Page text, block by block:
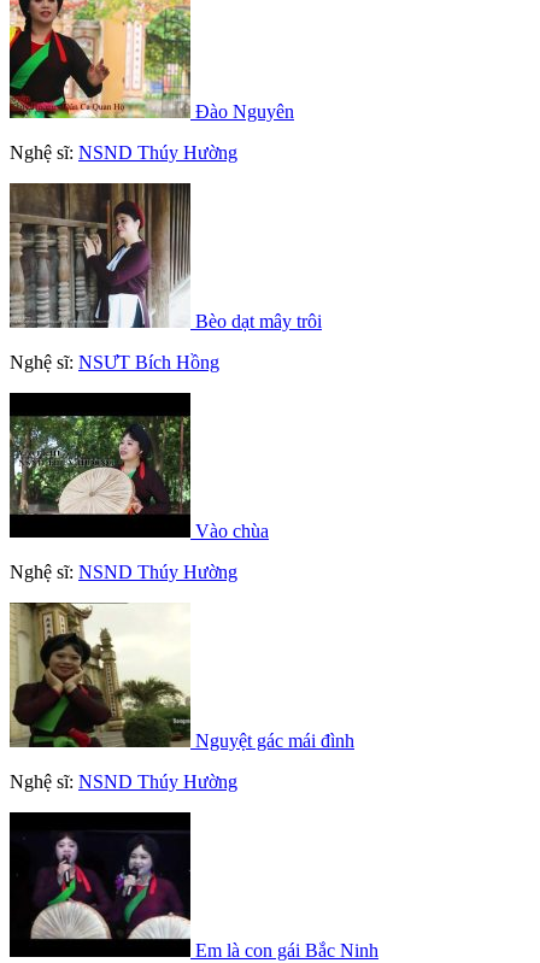
Đào Nguyên
Nghệ sĩ: NSND Thúy Hường
Bèo dạt mây trôi
Nghệ sĩ: NSƯT Bích Hồng
Vào chùa
Nghệ sĩ: NSND Thúy Hường
Nguyệt gác mái đình
Nghệ sĩ: NSND Thúy Hường
Em là con gái Bắc Ninh